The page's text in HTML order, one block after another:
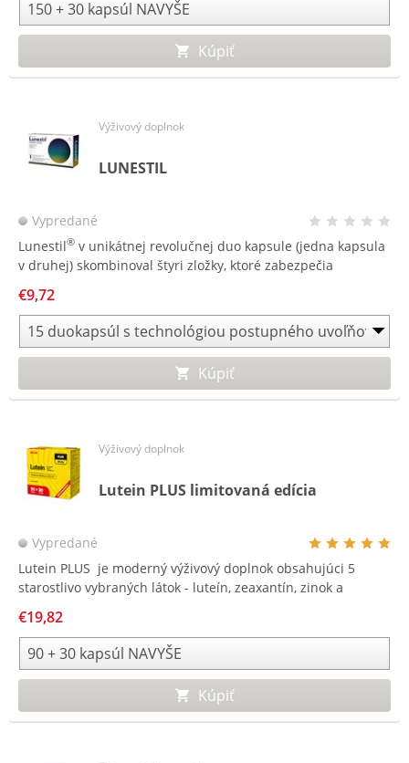
Kúpiť
Výživový doplnok
LUNESTIL
Vypredané
Lunestil® v unikátnej revolučnej duo kapsule (jedna kapsula
v druhej) skombinoval štyri zložky, ktoré zabezpečia
návykový a po prebudení nespôsobuje ospalosť.
€9,72
Kúpiť
Výživový doplnok
Lutein PLUS limitovaná edícia
Vypredané
Lutein PLUS je moderný výživový doplnok obsahujúci 5
starostlivo vybraných látok - luteín, zeaxantín, zinok a
€19,82
Kúpiť